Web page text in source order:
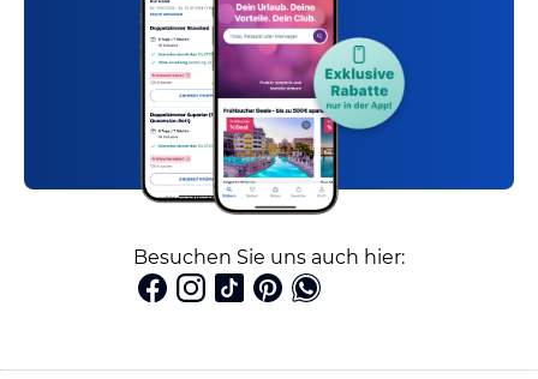
Besuchen Sie uns auch hier: